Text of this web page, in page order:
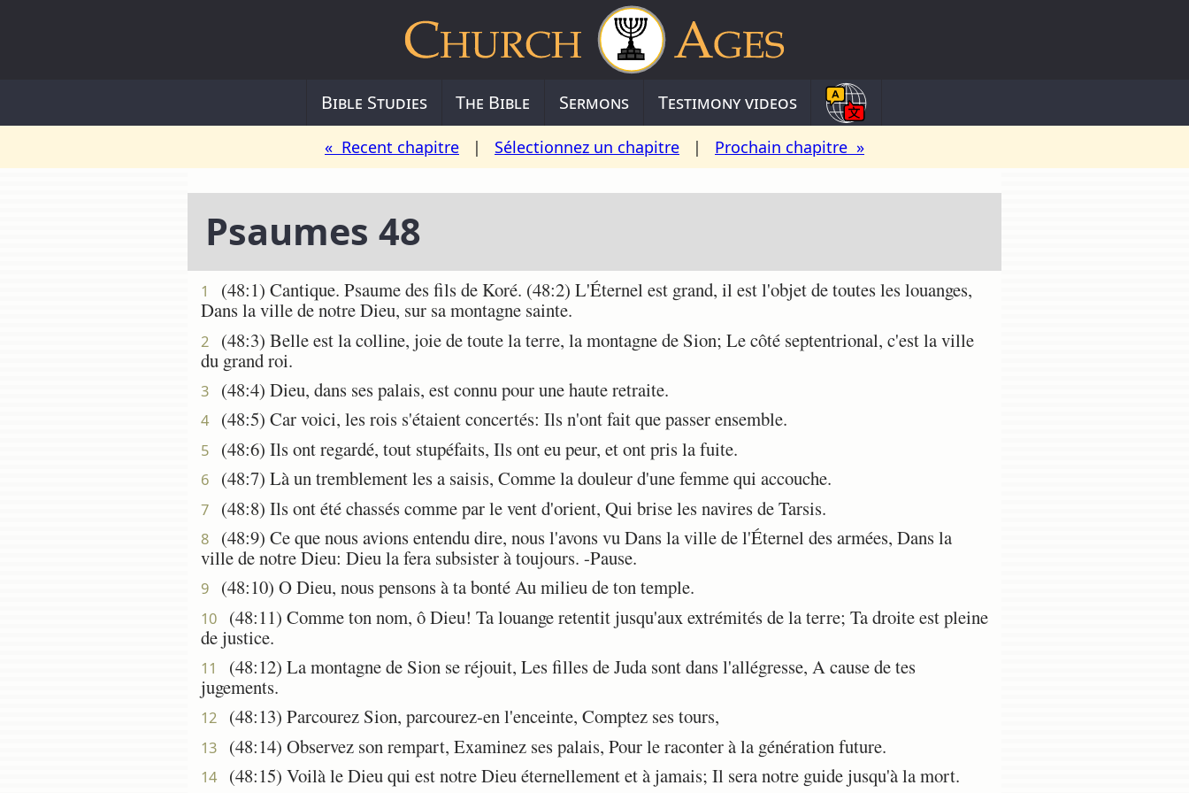
Bible Studies The Bible Sermons Testimony videos
« Recent chapitre | Sélectionnez un chapitre | Prochain chapitre »
Psaumes 48
1
(48:1) Cantique. Psaume des fils de Koré. (48:2) L'Éternel est grand, il est l'objet de toutes les louanges,
Dans la ville de notre Dieu, sur sa montagne sainte.
2
(48:3) Belle est la colline, joie de toute la terre, la montagne de Sion; Le côté septentrional, c'est la ville
du grand roi.
3 (48:4) Dieu, dans ses palais, est connu pour une haute retraite.
4 (48:5) Car voici, les rois s'étaient concertés: Ils n'ont fait que passer ensemble.
5 (48:6) Ils ont regardé, tout stupéfaits, Ils ont eu peur, et ont pris la fuite.
6 (48:7) Là un tremblement les a saisis, Comme la douleur d'une femme qui accouche.
7 (48:8) Ils ont été chassés comme par le vent d'orient, Qui brise les navires de Tarsis.
8
(48:9) Ce que nous avions entendu dire, nous l'avons vu Dans la ville de l'Éternel des armées, Dans la
ville de notre Dieu: Dieu la fera subsister à toujours. -Pause.
9 (48:10) O Dieu, nous pensons à ta bonté Au milieu de ton temple.
10
(48:11) Comme ton nom, ô Dieu! Ta louange retentit jusqu'aux extrémités de la terre; Ta droite est pleine
de justice.
11
(48:12) La montagne de Sion se réjouit, Les filles de Juda sont dans l'allégresse, A cause de tes
jugements.
12 (48:13) Parcourez Sion, parcourez-en l'enceinte, Comptez ses tours,
13 (48:14) Observez son rempart, Examinez ses palais, Pour le raconter à la génération future.
14 (48:15) Voilà le Dieu qui est notre Dieu éternellement et à jamais; Il sera notre guide jusqu'à la mort.